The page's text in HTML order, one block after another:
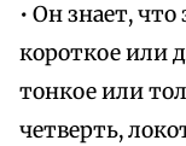
• Он знает,
короткое или
тонкое или
четверть,